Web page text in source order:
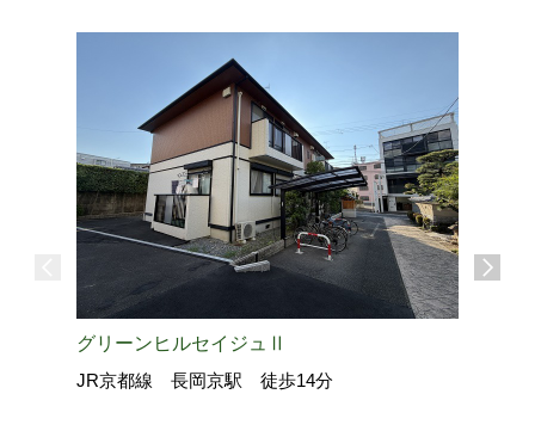
グリーンヒルセイジュⅡ
JR京都線 長岡京駅 徒歩14分